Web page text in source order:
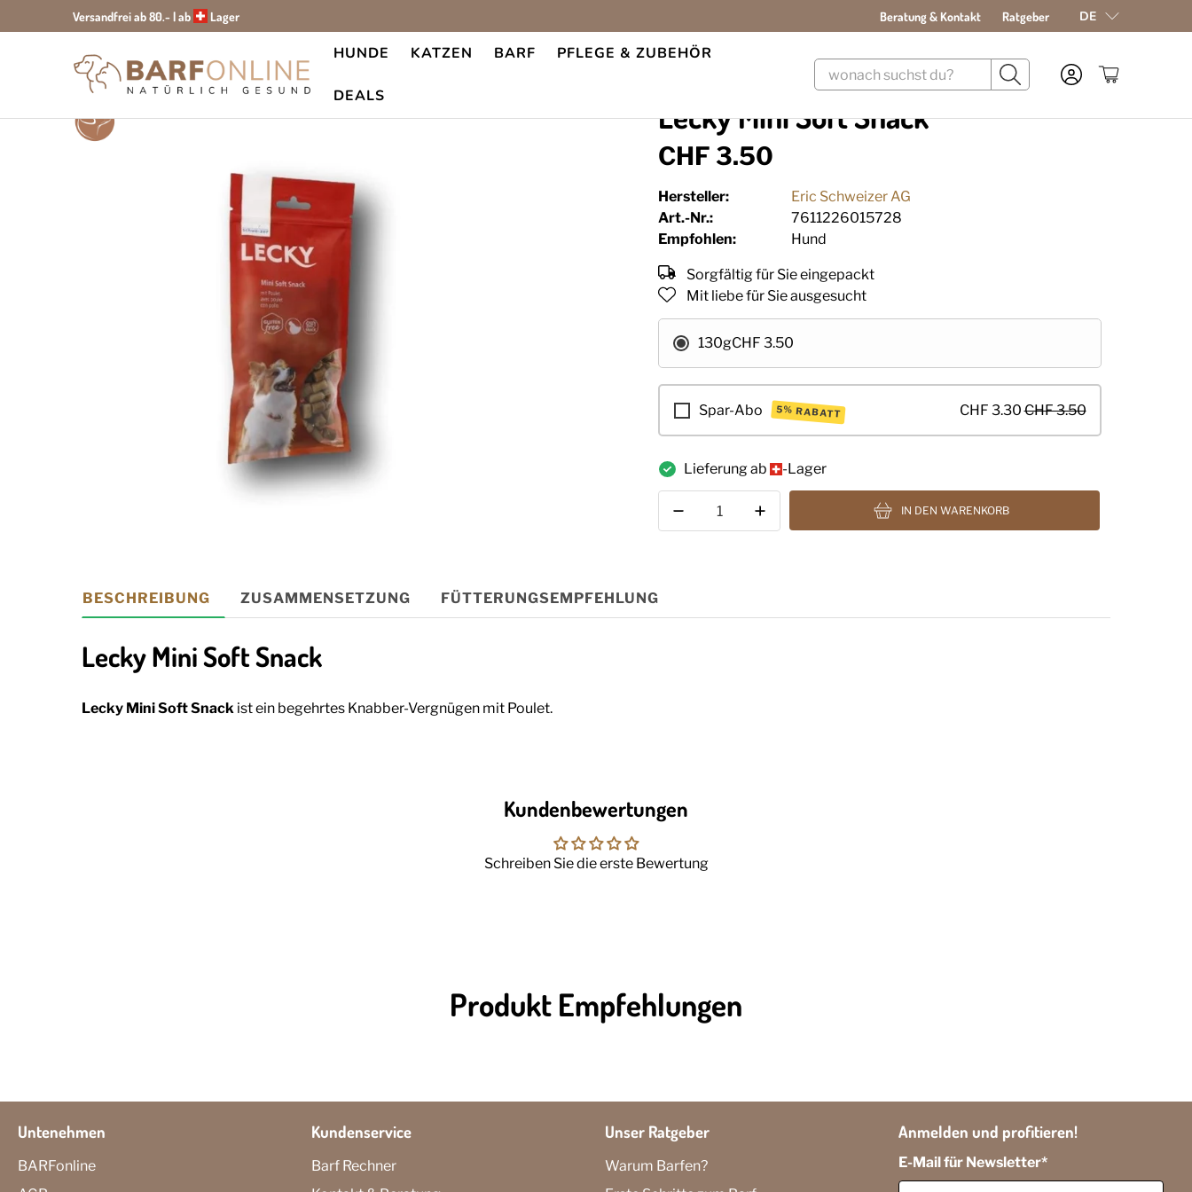
□
Versandfrei ab 80.- | ab Lager Beratung & Kontakt Ratgeber DE
HUNDE KATZEN BARF PFLEGE & ZUBEHÖR
DEALS
Startseite Alle Produkte Lecky Mini Soft Snack
Lecky Mini Soft Snack
CHF 3.50
Hersteller:
Eric Schweizer AG
Art.-Nr.:
7611226015728
Empfohlen:
Hund
Sorgfältig für Sie eingepackt
Mit liebe für Sie ausgesucht
130gCHF 3.50
Spar-Abo 5% RABATT CHF 3.30CHF 3.50
Lieferung ab
-Lager
IN DEN WARENKORB
BESCHREIBUNG ZUSAMMENSETZUNG FÜTTERUNGSEMPFEHLUNG
Lecky Mini Soft Snack
Lecky Mini Soft Snack ist ein begehrtes Knabber-Vergnügen mit Poulet.
Kundenbewertungen
Schreiben Sie die erste Bewertung
Produkt Empfehlungen
Untenehmen
BARFonline
Kundenservice
Barf Rechner
Unser Ratgeber
Warum Barfen?
Anmelden und profitieren!
E-Mail für Newsletter*